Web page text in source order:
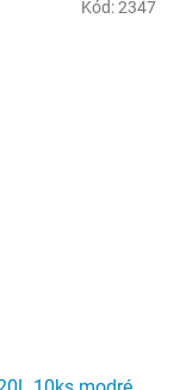
Kód:2347